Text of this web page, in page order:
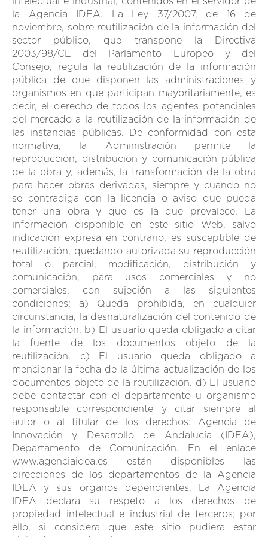
la Agencia IDEA. La Ley 37/2007, de 16 de
noviembre, sobre reutilización de la información del
sector público, que transpone la Directiva
2003/98/CE del Parlamento Europeo y del
Consejo, regula la reutilización de la información
pública de que disponen las administraciones y
organismos en que participan mayoritariamente, es
decir, el derecho de todos los agentes potenciales
del mercado a la reutilización de la información de
las instancias públicas. De conformidad con esta
normativa, la Administración permite la
reproducción, distribución y comunicación pública
de la obra y, además, la transformación de la obra
para hacer obras derivadas, siempre y cuando no
se contradiga con la licencia o aviso que pueda
tener una obra y que es la que prevalece. La
información disponible en este sitio Web, salvo
indicación expresa en contrario, es susceptible de
reutilización, quedando autorizada su reproducción
total o parcial, modificación, distribución y
comunicación, para usos comerciales y no
comerciales, con sujeción a las siguientes
condiciones: a) Queda prohibida, en cualquier
circunstancia, la desnaturalización del contenido de
la información. b) El usuario queda obligado a citar
la fuente de los documentos objeto de la
reutilización. c) El usuario queda obligado a
mencionar la fecha de la última actualización de los
documentos objeto de la reutilización. d) El usuario
debe contactar con el departamento u organismo
responsable correspondiente y citar siempre al
autor o al titular de los derechos: Agencia de
Innovación y Desarrollo de Andalucía (IDEA),
Departamento de Comunicación. En el enlace
www.agenciaidea.es están disponibles las
direcciones de los departamentos de la Agencia
IDEA y sus órganos dependientes. La Agencia
IDEA declara su respeto a los derechos de
propiedad intelectual e industrial de terceros; por
ello, si considera que este sitio pudiera estar